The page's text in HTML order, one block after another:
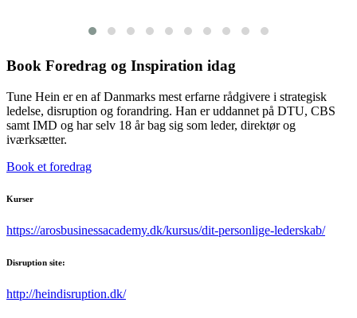
Book Foredrag og Inspiration idag
Tune Hein er en af Danmarks mest erfarne rådgivere i strategisk
ledelse, disruption og forandring. Han er uddannet på DTU, CBS
samt IMD og har selv 18 år bag sig som leder, direktør og
iværksætter.
Book et foredrag
Kurser
https://arosbusinessacademy.dk/kursus/dit-personlige-lederskab/
Disruption site:
http://heindisruption.dk/